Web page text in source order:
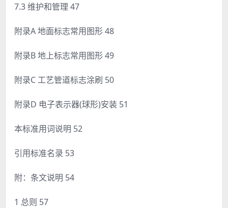
7.3 维护和管理 47
附录A 地面标志常用图形 48
附录B 地上标志常用图形 49
附录C 工艺管道标志涂刷 50
附录D 电子表示器(球形)安装 51
本标准用词说明 52
引用标准名录 53
附：条文说明 54
1 总则 57